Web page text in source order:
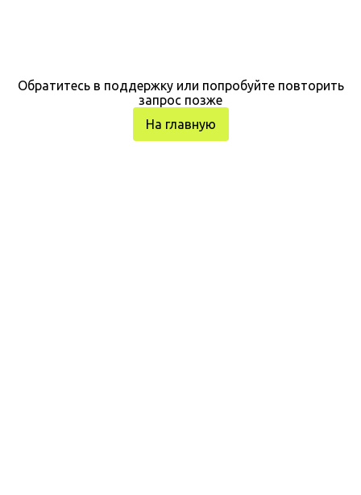
Обратитесь в поддержку или попробуйте повторить
запрос позже
На главную